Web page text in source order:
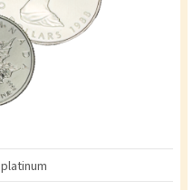
platinum